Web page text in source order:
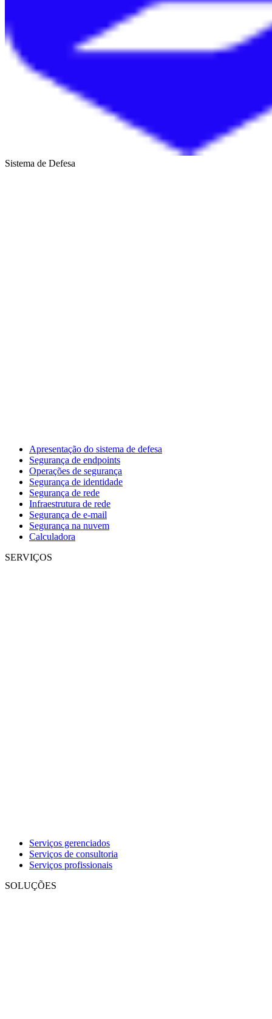
Sistema de Defesa
Apresentação do sistema de defesa
Segurança de endpoints
Operações de segurança
Segurança de identidade
Segurança de rede
Infraestrutura de rede
Segurança de e-mail
Segurança na nuvem
Calculadora
SERVIÇOS
Serviços gerenciados
Serviços de consultoria
Serviços profissionais
SOLUÇÕES